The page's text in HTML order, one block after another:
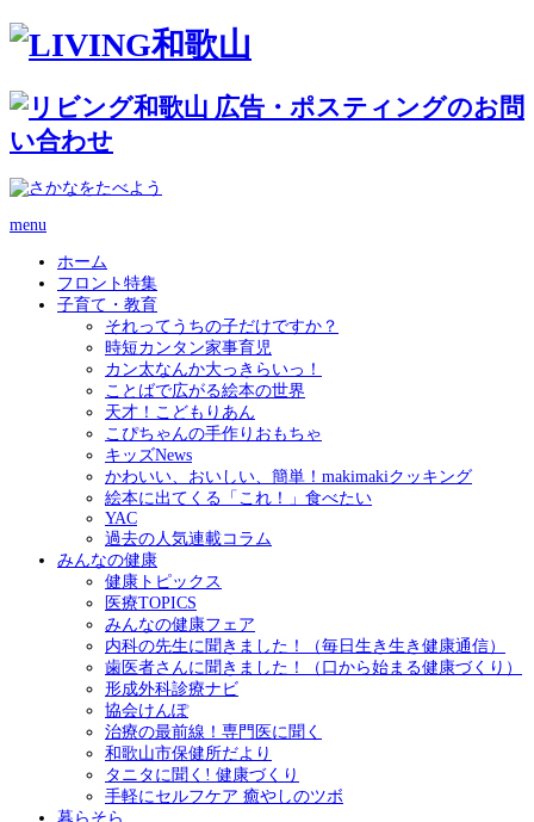
menu
ホーム
フロント特集
子育て・教育
それってうちの子だけですか？
時短カンタン家事育児
カン太なんか大っきらいっ！
ことばで広がる絵本の世界
天才！こどもりあん
こぴちゃんの手作りおもちゃ
キッズNews
かわいい、おいしい、簡単！makimakiクッキング
絵本に出てくる「これ！」食べたい
YAC
過去の人気連載コラム
みんなの健康
健康トピックス
医療TOPICS
みんなの健康フェア
内科の先生に聞きました！（毎日生き生き健康通信）
歯医者さんに聞きました！（口から始まる健康づくり）
形成外科診療ナビ
協会けんぽ
治療の最前線！専門医に聞く
和歌山市保健所だより
タニタに聞く! 健康づくり
手軽にセルフケア 癒やしのツボ
暮らそら